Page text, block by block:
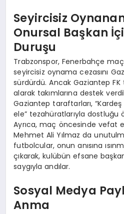
Seyircisiz
Onursal Başkan
Duruşu
Trabzonspor, Fenerbahçe
seyircisiz oynama cezasını
sürdürdü. Ancak Gaziantep
alarak takımlarına destek
Gaziantep taraftarları, “Kardeş
ele” tezahüratlarıyla dostluğu
Ayrıca, maç öncesinde vefat
Mehmet Ali Yılmaz da
futbolcular, onun anısına
çıkarak, kulübün efsane
saygıyla andılar.
Sosyal Medya
Anma